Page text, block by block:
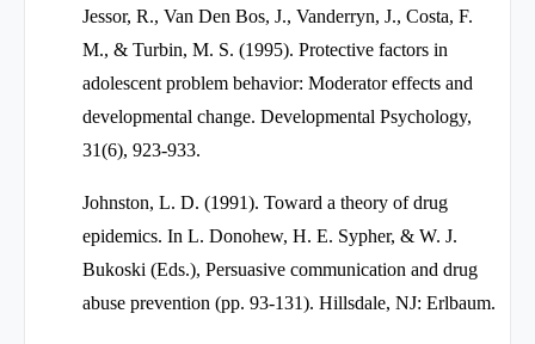
Jessor, R., Van Den Bos, J., Vanderryn, J., Costa, F.
M., & Turbin, M. S. (1995). Protective factors in
adolescent problem behavior: Moderator effects and
developmental change. Developmental Psychology,
31(6), 923-933.
Johnston, L. D. (1991). Toward a theory of drug
epidemics. In L. Donohew, H. E. Sypher, & W. J.
Bukoski (Eds.), Persuasive communication and drug
abuse prevention (pp. 93-131). Hillsdale, NJ: Erlbaum.